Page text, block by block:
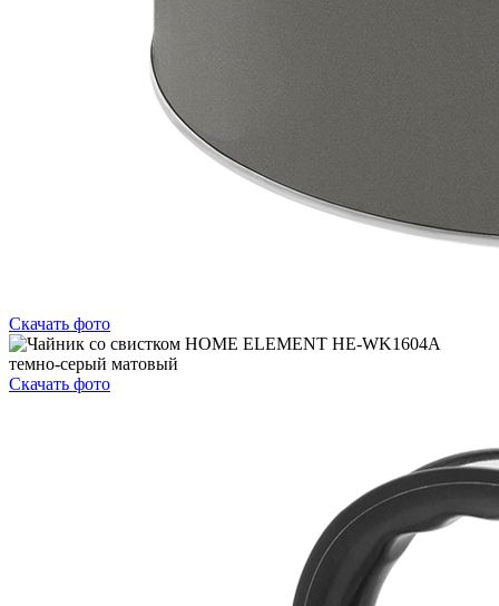
Скачать фото
Скачать фото